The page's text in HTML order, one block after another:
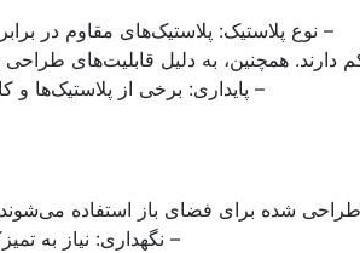
– نوع پلاستیک: پلاستیک‌های مقاوم در برابر UV و مواد کامپوزیتی مانند HDPE (پلی‌اتیلن با چگالی بالا).
دارند. همچنین، به دلیل قابلیت‌های
– پایداری: برخی از پلاستیک‌ها
شده برای فضای باز استفاده
– نگهداری: نیاز به